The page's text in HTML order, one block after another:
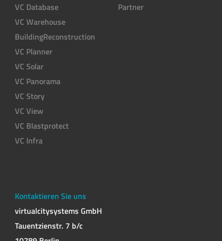
VC Database
VC Warehouse
BuildingReconstruction
VC Planner
VC Solar
VC Panorama
VC Story
VC View
VC Blastprotect
VC Infra
Partner
Kontaktieren Sie uns
virtualcitysystems GmbH
Tauentzienstr. 7 b/c